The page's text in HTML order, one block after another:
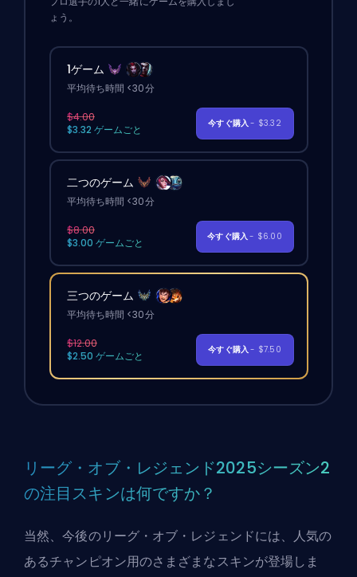
ょう。
1ゲーム
平均待ち時間 <30分
$4.00
$3.32 ゲームごと
今すぐ購入- $3.32
二つのゲーム
平均待ち時間 <30分
$8.00
$3.00 ゲームごと
今すぐ購入- $6.00
三つのゲーム
平均待ち時間 <30分
$12.00
$2.50 ゲームごと
今すぐ購入- $7.50
リーグ・オブ・レジェンド2025シーズン2
の注目スキンは何ですか？
当然、今後のリーグ・オブ・レジェンドには、人気の
あるチャンピオン用のさまざまなスキンが登場しま